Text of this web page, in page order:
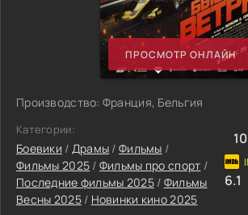
ПРОСМОТР ОНЛАЙН
Производство: Франция, Бельгия
Категории:
Боевики / Драмы /Фильмы /
Фильмы 2025 / Фильмы про спорт /
Последние фильмы 2025/ Фильмы
Весны 2025/ Новинки кино 2025
10
6.1